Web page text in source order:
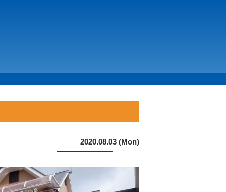
2020.08.03 (Mon)